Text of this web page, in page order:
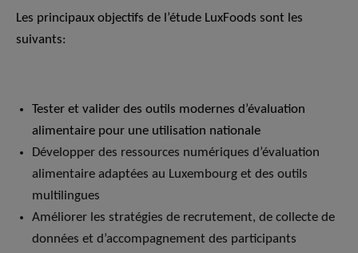
Les principaux objectifs de l’étude LuxFoods sont les
suivants:
Tester et valider des outils modernes d’évaluation
alimentaire pour une utilisation nationale
Développer des ressources numériques d’évaluation
alimentaire adaptées au Luxembourg et des outils
multilingues
Améliorer les stratégies de recrutement, de collecte de
données et d’accompagnement des participants